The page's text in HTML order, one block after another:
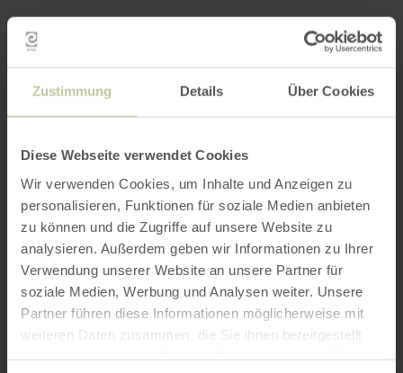
Zustimmung Details Über Cookies
Diese Webseite verwendet Cookies
Wir verwenden Cookies, um Inhalte und Anzeigen zu
personalisieren, Funktionen für soziale Medien anbieten
zu können und die Zugriffe auf unsere Website zu
analysieren. Außerdem geben wir Informationen zu Ihrer
Verwendung unserer Website an unsere Partner für
soziale Medien, Werbung und Analysen weiter. Unsere
Partner führen diese Informationen möglicherweise mit
weiteren Daten zusammen, die Sie ihnen bereitgestellt